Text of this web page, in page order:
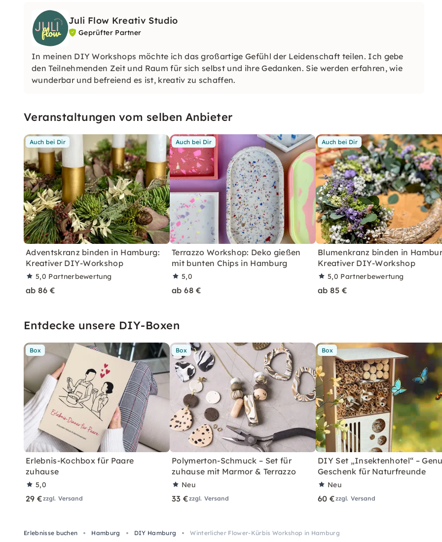
Juli Flow Kreativ Studio
Geprüfter Partner
In meinen DIY Workshops möchte ich das großartige Gefühl der Leidenschaft teilen. Ich gebe
den Teilnehmenden Zeit und Raum für sich selbst und ihre Gedanken. Sie werden erfahren, wie
wunderbar und befreiend es ist, kreativ zu schaffen.
Veranstaltungen vom selben Anbieter
Auch bei Dir
Adventskranz binden in Hamburg:
Kreativer DIY-Workshop
5,0 Partnerbewertung
ab 86 €
Auch bei Dir
Terrazzo Workshop: Deko gießen
mit bunten Chips in Hamburg
5,0
ab 68 €
Auch bei Dir
Blumenkranz binden in
Kreativer DIY-Workshop
5,0 Partnerbewertung
ab 85 €
Entdecke unsere DIY-Boxen
Box
Erlebnis-Kochbox für Paare
zuhause
5,0
29 €zzgl. Versand
Box
Polymerton-Schmuck – Set für
zuhause mit Marmor & Terrazzo
Neu
33 €zzgl. Versand
Box
DIY Set „Insektenhotel“ –
Geschenk für Naturfreunde
Neu
60 €zzgl. Versand
Erlebnisse buchen Hamburg DIY Hamburg
Winterlicher Flower-Kürbis Workshop in Hamburg